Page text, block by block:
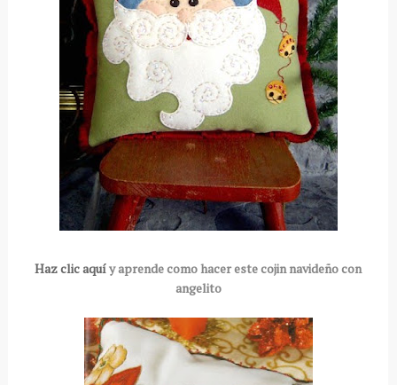
Haz clic aquíy aprende como hacer este cojin navideño con
angelito